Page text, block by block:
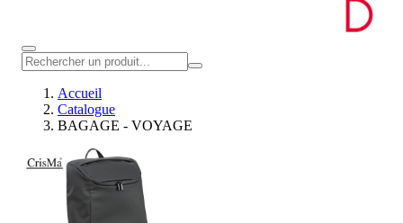
Accueil
Catalogue
BAGAGE - VOYAGE